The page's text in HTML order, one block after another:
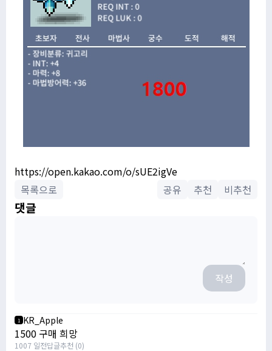
https://open.kakao.com/o/sUE2igVe
목록으로
공유 추천 비추천
댓글
작성
1 KR_Apple
1500 구매 희망
1007 일전답글추천 (0)